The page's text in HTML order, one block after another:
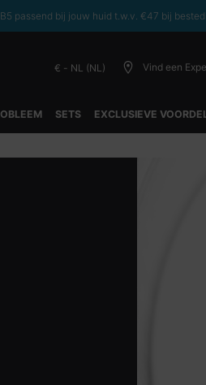
passend bij jouw huid t.w.v. €47 bij
€ - NL (NL) Vind een
SETS EXCLUSIEVE